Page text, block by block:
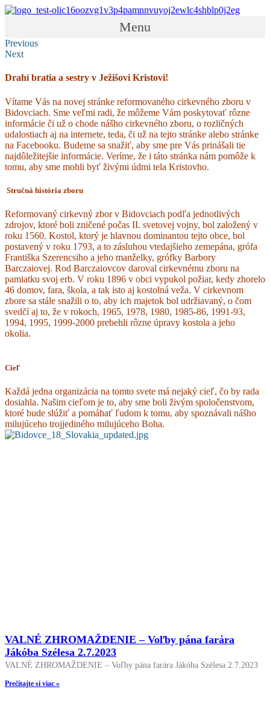
Menu
Previous
Next
Drahí bratia a sestry v Ježišovi Kristovi!
Vítame Vás na novej stránke reformovaného cirkevného zboru v
Bidovciach. Sme veľmi radi, že môžeme Vám poskytovať rôzne
informácie či už o chode nášho cirkevného zboru, o rozličných
udalostiach aj na internete, teda, či už na tejto stránke alebo stránke
na Facebooku. Budeme sa snažiť, aby sme pre Vás prinášali tie
najdôležitejšie informácie. Veríme, že i táto stránka nám pomôže k
tomu, aby sme mohli byť živými údmi tela Kristovho.
Stručná história zboru
Reformovaný cirkevný zbor v Bidovciach podľa jednotlivých
zdrojov, ktoré boli zničené počas II. svetovej vojny, bol založený v
roku 1560. Kostol, ktorý je hlavnou dominantou tejto obce, bol
postavený v roku 1793, a to zásluhou vtedajšieho zemepána, grófa
Františka Szerencsiho a jeho manželky, grófky Barbory
Barczaiovej. Rod Barczaiovcov daroval cirkevnému zboru na
pamiatku svoj erb. V roku 1896 v obci vypukol požiar, kedy zhorelo
46 domov, fara, škola, a tak isto aj kostolná veža. V cirkevnom
zbore sa stále snažili o to, aby ich majetok bol udržiavaný, o čom
svedčí aj to, že v rokoch, 1965, 1978, 1980, 1985-86, 1991-93,
1994, 1995, 1999-2000 prebehli rôzne úpravy kostola a jeho
okolia.
Cieľ
Každá jedna organizácia na tomto svete má nejaký cieľ, čo by rada
dosiahla. Našim cieľom je to, aby sme boli živým spoločenstvom,
ktoré bude slúžiť a pomáhať ľudom k tomu, aby spoznávali nášho
milujúceho trojjediného milujúceho Boha.
VALNÉ ZHROMAŽDENIE – Voľby pána farára
Jákóba Szélesa 2.7.2023
VALNÉ ZHROMAŽDENIE – Voľby pána farára Jákóba Szélesa 2.7.2023
Prečítajte si viac »